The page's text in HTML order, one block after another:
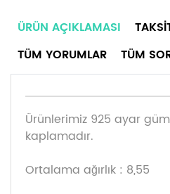
ÜRÜN AÇIKLAMASI
TÜM YORUMLAR
TÜM
Ürünlerimiz 925 ayar
kaplamadır.
Ortalama ağırlık : 8,55